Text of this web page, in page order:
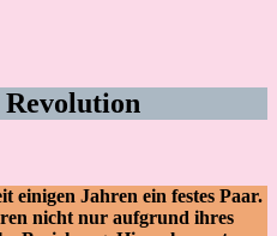
Revolution
einigen Jahren ein festes Paar.
nicht nur aufgrund ihres